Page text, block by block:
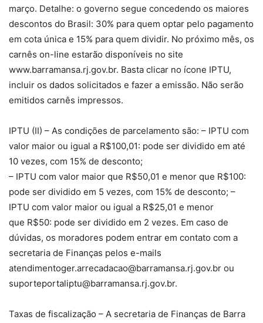
março. Detalhe: o governo segue concedendo os maiores
descontos do Brasil: 30% para quem optar pelo pagamento
em cota única e 15% para quem dividir. No próximo mês, os
carnês on-line estarão disponíveis no site
www.barramansa.rj.gov.br. Basta clicar no ícone IPTU,
incluir os dados solicitados e fazer a emissão. Não serão
emitidos carnês impressos.
IPTU (II) – As condições de parcelamento são: – IPTU com
valor maior ou igual a R$100,01: pode ser dividido em até
10 vezes, com 15% de desconto;
– IPTU com valor maior que R$50,01 e menor que R$100:
pode ser dividido em 5 vezes, com 15% de desconto; –
IPTU com valor maior ou igual a R$25,01 e menor
que R$50: pode ser dividido em 2 vezes. Em caso de
dúvidas, os moradores podem entrar em contato com a
secretaria de Finanças pelos e-mails
atendimentoger.arrecadacao@barramansa.rj.gov.br ou
suporteportaliptu@barramansa.rj.gov.br.
Taxas de fiscalização – A secretaria de Finanças de Barra